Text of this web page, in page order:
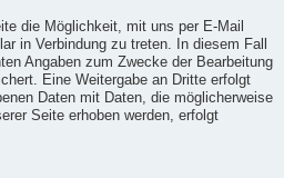
die Möglichkeit, mit uns per E-Mail
in Verbindung zu treten. In diesem Fall
Angaben zum Zwecke der Bearbeitung
Eine Weitergabe an Dritte erfolgt
Daten mit Daten, die möglicherweise
Seite erhoben werden, erfolgt